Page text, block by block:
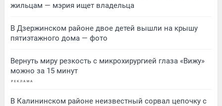
жильцам — мэрия ищет владельца
В Дзержинском районе двое детей вышли на крышу
пятиэтажного дома — фото
Вернуть миру резкость с микрохирургией глаза «Вижу»
можно за 15 минут
В Калининском районе неизвестный сорвал цепочку с